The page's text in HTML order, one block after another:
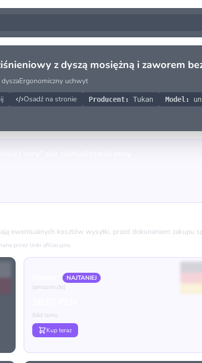
z dyszą mosiężną i zaworem
uchwyt
Osadź na stronie Producent: Tukan Model:
ewentualnych kosztów wysyłki, przed dokonaniem zakupu
przez linki afiliacyjne.
NAJTANIEJ
(amazon.de)
84d temu
Kup teraz